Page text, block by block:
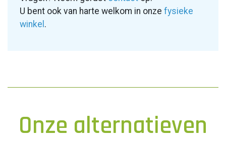
U bent ook van harte welkom in onze fysieke
winkel .
Onze alternatieven